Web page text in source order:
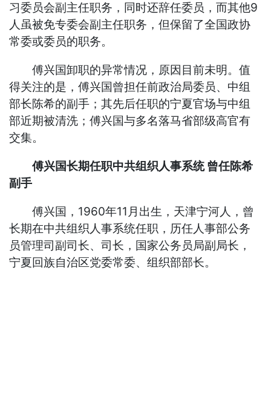
习委员会副主任职务，同时还辞任委员，而其他9
人虽被免专委会副主任职务，但保留了全国政协
常委或委员的职务。
傅兴国卸职的异常情况，原因目前未明。值
得关注的是，傅兴国曾担任前政治局委员、中组
部长陈希的副手；其先后任职的宁夏官场与中组
部近期被清洗；傅兴国与多名落马省部级高官有
交集。
傅兴国长期任职中共组织人事系统 曾任陈希
副手
傅兴国，1960年11月出生，天津宁河人，曾
长期在中共组织人事系统任职，历任人事部公务
员管理司副司长、司长，国家公务员局副局长，
宁夏回族自治区党委常委、组织部部长。